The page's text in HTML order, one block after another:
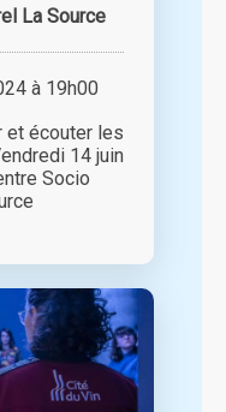
La Source
à 19h00
et écouter les
14 juin
Socio